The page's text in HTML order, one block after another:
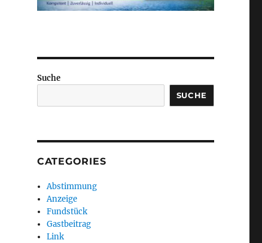
Suche
SUCHE
CATEGORIES
Abstimmung
Anzeige
Fundstück
Gastbeitrag
Link